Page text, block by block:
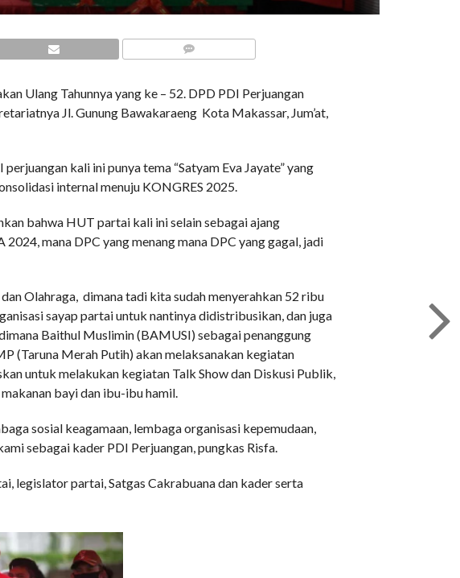
Ulang Tahunnya yang ke – 52. DPD PDI Perjuangan
Jl. Gunung Bawakaraeng Kota Makassar, Jum’at,
kali ini punya tema “Satyam Eva Jayate” yang
internal menuju KONGRES 2025.
bahwa HUT partai kali ini selain sebagai ajang
mana DPC yang menang mana DPC yang gagal, jadi
Olahraga, dimana tadi kita sudah menyerahkan 52 ribu
sayap partai untuk nantinya didistribusikan, dan juga
Baithul Muslimin (BAMUSI) sebagai penanggung
(Taruna Merah Putih) akan melaksanakan kegiatan
untuk melakukan kegiatan Talk Show dan Diskusi Publik,
bayi dan ibu-ibu hamil.
sosial keagamaan, lembaga organisasi kepemudaan,
sebagai kader PDI Perjuangan, pungkas Risfa.
legislator partai, Satgas Cakrabuana dan kader serta